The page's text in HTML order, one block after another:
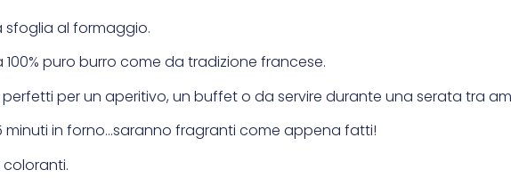
sfoglia al formaggio.
puro burro come da tradizione francese.
perfetti per un aperitivo, un buffet o da servire durante una serata tra
minuti in forno…saranno fragranti come appena fatti!